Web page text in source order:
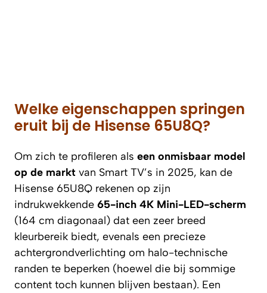
Welke eigenschappen springen
eruit bij de Hisense 65U8Q?
Om zich te profileren als een onmisbaar model
op de markt van Smart TV’s in 2025, kan de
Hisense 65U8Q rekenen op zijn
indrukwekkende 65-inch 4K Mini-LED-scherm
(164 cm diagonaal) dat een zeer breed
kleurbereik biedt, evenals een precieze
achtergrondverlichting om halo-technische
randen te beperken (hoewel die bij sommige
content toch kunnen blijven bestaan). Een